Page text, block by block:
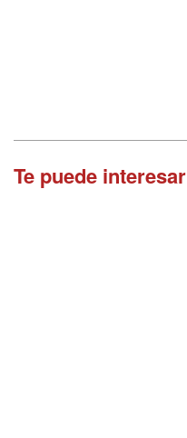
Te puede interesar